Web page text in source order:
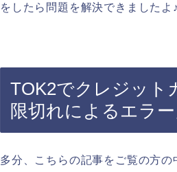
をしたら問題を解決できましたよ♪
TOK2でクレジット
限切れによるエラー
多分、こちらの記事をご覧の方